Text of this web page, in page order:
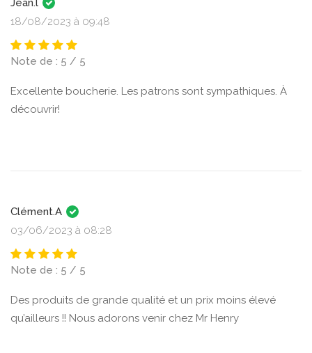
Jean.l
18/08/2023 à 09:48
Note de : 5 / 5
Excellente boucherie. Les patrons sont sympathiques. À
découvrir!
Clément.A
03/06/2023 à 08:28
Note de : 5 / 5
Des produits de grande qualité et un prix moins élevé
qu’ailleurs !! Nous adorons venir chez Mr Henry